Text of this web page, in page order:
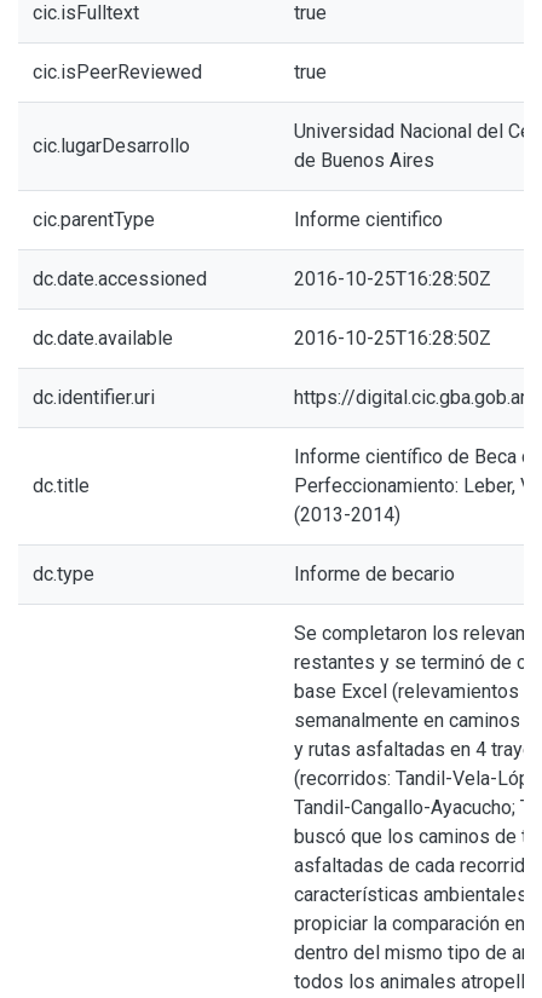
cic.isFulltext true
cic.isPeerReviewed true
cic.lugarDesarrollo
Universidad Nacional del
de Buenos Aires
cic.parentType Informe cientifico
dc.date.accessioned 2016-10-25T16:28:50Z
dc.date.available 2016-10-25T16:28:50Z
dc.identifier.uri https://
dc.title
Informe científico de Beca de
Perfeccionamiento: Leber,
(2013-2014)
dc.type Informe de becario
Se completaron los
restantes y se terminó de
base Excel (relevamientos
semanalmente en caminos
y rutas asfaltadas en 4
(recorridos: Tandil-Vela-
Tandil-Cangallo-Ayacucho;
buscó que los caminos de
asfaltadas de cada recorrido
características ambientales
propiciar la comparación
dentro del mismo tipo de
todos los animales